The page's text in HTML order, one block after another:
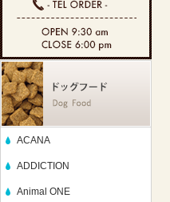
ACANA
ADDICTION
Animal ONE